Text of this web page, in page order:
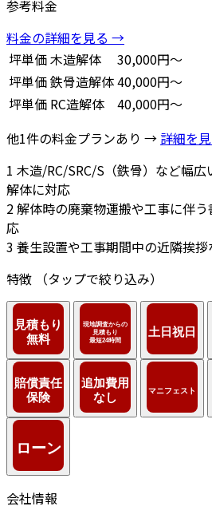
参考料金
料金の詳細を見る →
坪単価木造解体
30,000円～
坪単価鉄骨造解体40,000円～
坪単価 RC造解体
40,000円～
他1件の料金プランあり → 詳細を
1 木造/RC/SRC/S（鉄骨）など幅
解体に対応
2解体時の廃棄物運搬や工事に伴
応
3 養生設置や工事期間中の近隣挨
特徴
（タップで絞り込み）
会社情報